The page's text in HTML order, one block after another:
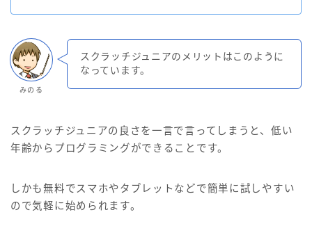
みのる
スクラッチジュニアのメリットはこのように
なっています。
スクラッチジュニアの良さを一言で言ってしまうと、低い
年齢からプログラミングができることです。
しかも無料でスマホやタブレットなどで簡単に試しやすい
ので気軽に始められます。